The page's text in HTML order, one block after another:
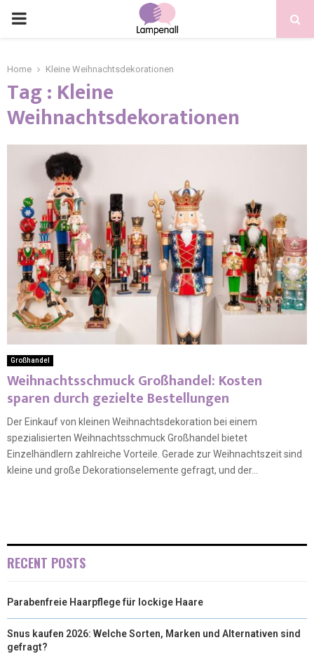
Home Kleine Weihnachtsdekorationen
Tag : Kleine
Weihnachtsdekorationen
Großhandel
Weihnachtsschmuck Großhandel: Kosten
sparen durch gezielte Bestellungen
Der Einkauf von kleinen Weihnachtsdekoration bei einem
spezialisierten Weihnachtsschmuck Großhandel bietet
Einzelhändlern zahlreiche Vorteile. Gerade zur Weihnachtszeit sind
kleine und große Dekorationselemente gefragt, und der...
RECENT POSTS
Parabenfreie Haarpflege für lockige Haare
Snus kaufen 2026: Welche Sorten, Marken und Alternativen sind
gefragt?